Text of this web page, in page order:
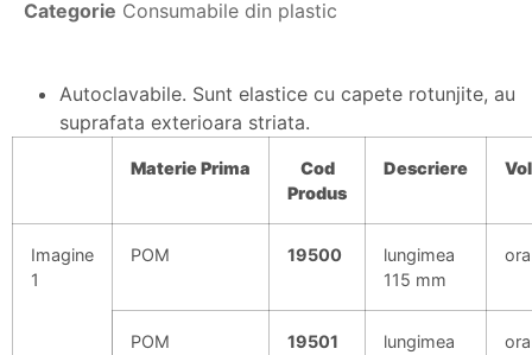
Categorie Consumabile din plastic
Autoclavabile. Sunt elastice cu capete rotunjite, au
suprafata exterioara striata.
MateriePrima
Cod
Produs
Descriere
Imagine
1
POM 19500
lungimea
115 mm
POM 19501 lungimea